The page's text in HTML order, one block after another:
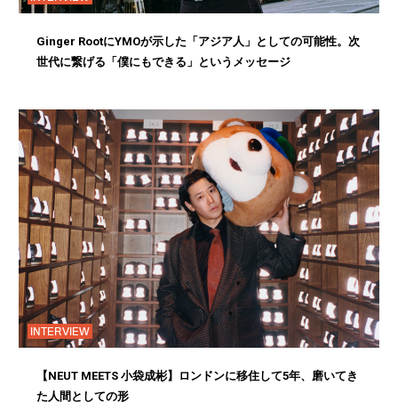
Ginger RootにYMOが示した「アジア人」としての可能性。次
世代に繋げる「僕にもできる」というメッセージ
INTERVIEW
【NEUT MEETS 小袋成彬】ロンドンに移住して5年、磨いてき
た人間としての形